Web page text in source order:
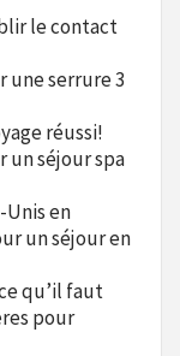
le contact
une serrure 3
réussi!
un séjour spa
Unis en
un séjour en
qu’il faut
pour